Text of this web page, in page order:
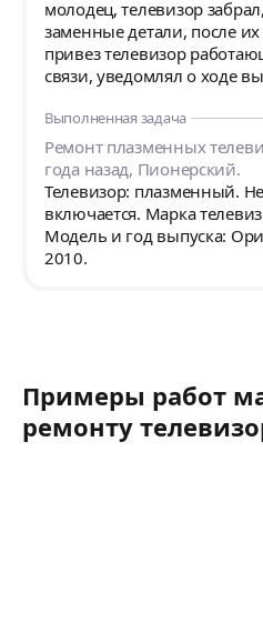
молодец, телевизор
заменные детали, после их
привез телевизор
связи, уведомлял о ходе
работу 3 т.р, доставка 600
выполненную работу
отличной оценки👍
Выполненная задача
Ремонт плазменных
года назад, Пионерский.
Телевизор: плазменный.
включается. Марка
Модель и год выпуска:
2010.
Примеры работ
ремонту